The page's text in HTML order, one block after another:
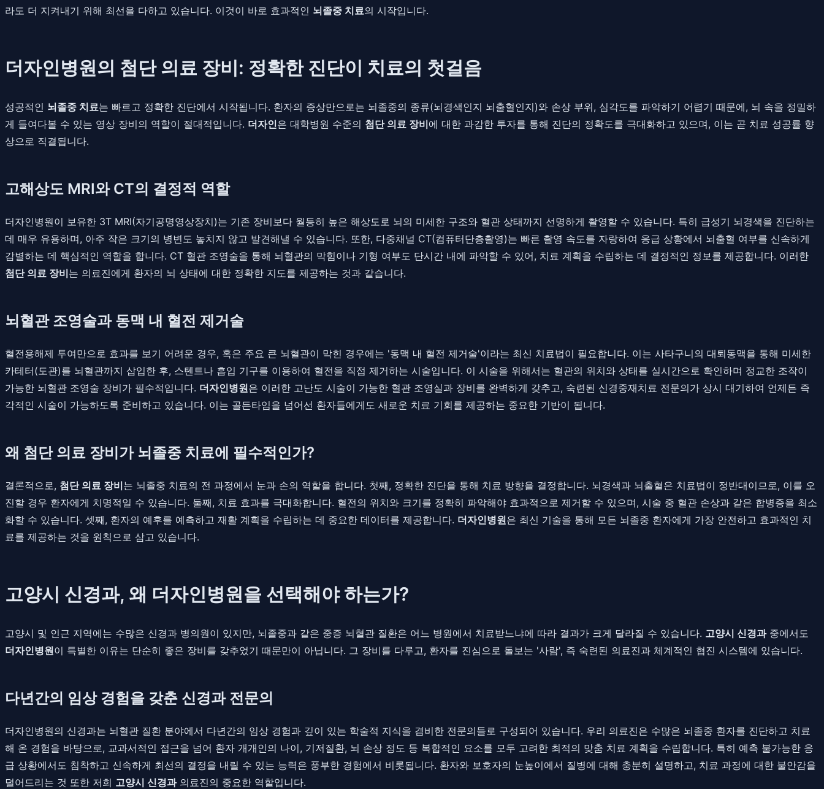
라도 더 지켜내기 위해 최선을 다하고 있습니다. 이것이 바로 효과적인 뇌졸중 치료의 시작입니다.
더자인병원의 첨단 의료 장비: 정확한 진단이 치료의 첫걸음
성공적인 뇌졸중 치료는 빠르고 정확한 진단에서 시작됩니다. 환자의 증상만으로는 뇌졸중의 종류(뇌경색인지 뇌출혈인지)와 손상 부위, 심각도를 파악하기 어렵기 때문에, 뇌 속을 정밀하
게 들여다볼 수 있는 영상 장비의 역할이 절대적입니다. 더자인은 대학병원 수준의 첨단 의료 장비에 대한 과감한 투자를 통해 진단의 정확도를 극대화하고 있으며, 이는 곧 치료 성공률 향
상으로 직결됩니다.
고해상도 MRI와 CT의 결정적 역할
더자인병원이 보유한 3T MRI(자기공명영상장치)는 기존 장비보다 월등히 높은 해상도로 뇌의 미세한 구조와 혈관 상태까지 선명하게 촬영할 수 있습니다. 특히 급성기 뇌경색을 진단하는
데 매우 유용하며, 아주 작은 크기의 병변도 놓치지 않고 발견해낼 수 있습니다. 또한, 다중채널 CT(컴퓨터단층촬영)는 빠른 촬영 속도를 자랑하여 응급 상황에서 뇌출혈 여부를 신속하게
감별하는 데 핵심적인 역할을 합니다. CT 혈관 조영술을 통해 뇌혈관의 막힘이나 기형 여부도 단시간 내에 파악할 수 있어, 치료 계획을 수립하는 데 결정적인 정보를 제공합니다. 이러한
첨단 의료 장비는 의료진에게 환자의 뇌 상태에 대한 정확한 지도를 제공하는 것과 같습니다.
뇌혈관 조영술과 동맥 내 혈전 제거술
혈전용해제 투여만으로 효과를 보기 어려운 경우, 혹은 주요 큰 뇌혈관이 막힌 경우에는 '동맥 내 혈전 제거술'이라는 최신 치료법이 필요합니다. 이는 사타구니의 대퇴동맥을 통해 미세한
카테터(도관)를 뇌혈관까지 삽입한 후, 스텐트나 흡입 기구를 이용하여 혈전을 직접 제거하는 시술입니다. 이 시술을 위해서는 혈관의 위치와 상태를 실시간으로 확인하며 정교한 조작이
가능한 뇌혈관 조영술 장비가 필수적입니다. 더자인병원은 이러한 고난도 시술이 가능한 혈관 조영실과 장비를 완벽하게 갖추고, 숙련된 신경중재치료 전문의가 상시 대기하여 언제든 즉
각적인 시술이 가능하도록 준비하고 있습니다. 이는 골든타임을 넘어선 환자들에게도 새로운 치료 기회를 제공하는 중요한 기반이 됩니다.
왜 첨단 의료 장비가 뇌졸중 치료에 필수적인가?
결론적으로, 첨단 의료 장비는 뇌졸중 치료의 전 과정에서 눈과 손의 역할을 합니다. 첫째, 정확한 진단을 통해 치료 방향을 결정합니다. 뇌경색과 뇌출혈은 치료법이 정반대이므로, 이를 오
진할 경우 환자에게 치명적일 수 있습니다. 둘째, 치료 효과를 극대화합니다. 혈전의 위치와 크기를 정확히 파악해야 효과적으로 제거할 수 있으며, 시술 중 혈관 손상과 같은 합병증을 최소
화할 수 있습니다. 셋째, 환자의 예후를 예측하고 재활 계획을 수립하는 데 중요한 데이터를 제공합니다. 더자인병원은 최신 기술을 통해 모든 뇌졸중 환자에게 가장 안전하고 효과적인 치
료를 제공하는 것을 원칙으로 삼고 있습니다.
고양시 신경과, 왜 더자인병원을 선택해야 하는가?
고양시 및 인근 지역에는 수많은 신경과 병의원이 있지만, 뇌졸중과 같은 중증 뇌혈관 질환은 어느 병원에서 치료받느냐에 따라 결과가 크게 달라질 수 있습니다. 고양시 신경과중에서도
더자인병원이 특별한 이유는 단순히 좋은 장비를 갖추었기 때문만이 아닙니다. 그 장비를 다루고, 환자를 진심으로 돌보는 '사람', 즉 숙련된 의료진과 체계적인 협진 시스템에 있습니다.
다년간의 임상 경험을 갖춘 신경과 전문의
더자인병원의 신경과는 뇌혈관 질환 분야에서 다년간의 임상 경험과 깊이 있는 학술적 지식을 겸비한 전문의들로 구성되어 있습니다. 우리 의료진은 수많은 뇌졸중 환자를 진단하고 치료
해 온 경험을 바탕으로, 교과서적인 접근을 넘어 환자 개개인의 나이, 기저질환, 뇌 손상 정도 등 복합적인 요소를 모두 고려한 최적의 맞춤 치료 계획을 수립합니다. 특히 예측 불가능한 응
급 상황에서도 침착하고 신속하게 최선의 결정을 내릴 수 있는 능력은 풍부한 경험에서 비롯됩니다. 환자와 보호자의 눈높이에서 질병에 대해 충분히 설명하고, 치료 과정에 대한 불안감을
덜어드리는 것 또한 저희 고양시 신경과의료진의 중요한 역할입니다.